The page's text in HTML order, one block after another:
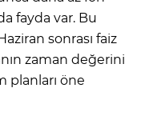
fayda var. Bu
sonrası faiz
zaman değerini
planları öne